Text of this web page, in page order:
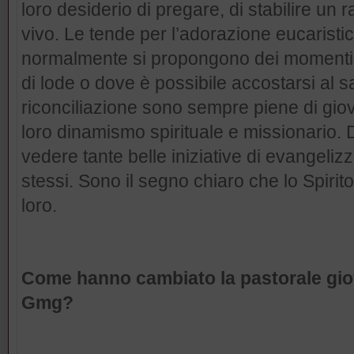
loro desiderio di pregare, di stabilire un
vivo. Le tende per l’adorazione
normalmente si propongono dei
di lode o dove è possibile accostarsi al
riconciliazione sono sempre piene di
loro dinamismo spirituale e missionario.
vedere tante belle iniziative di
stessi. Sono il segno chiaro che lo
loro.
Come hanno cambiato la pastorale
Gmg?